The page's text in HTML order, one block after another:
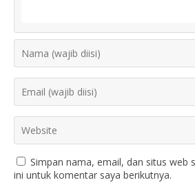
Simpan nama, email, dan situs web
ini untuk komentar saya berikutnya.